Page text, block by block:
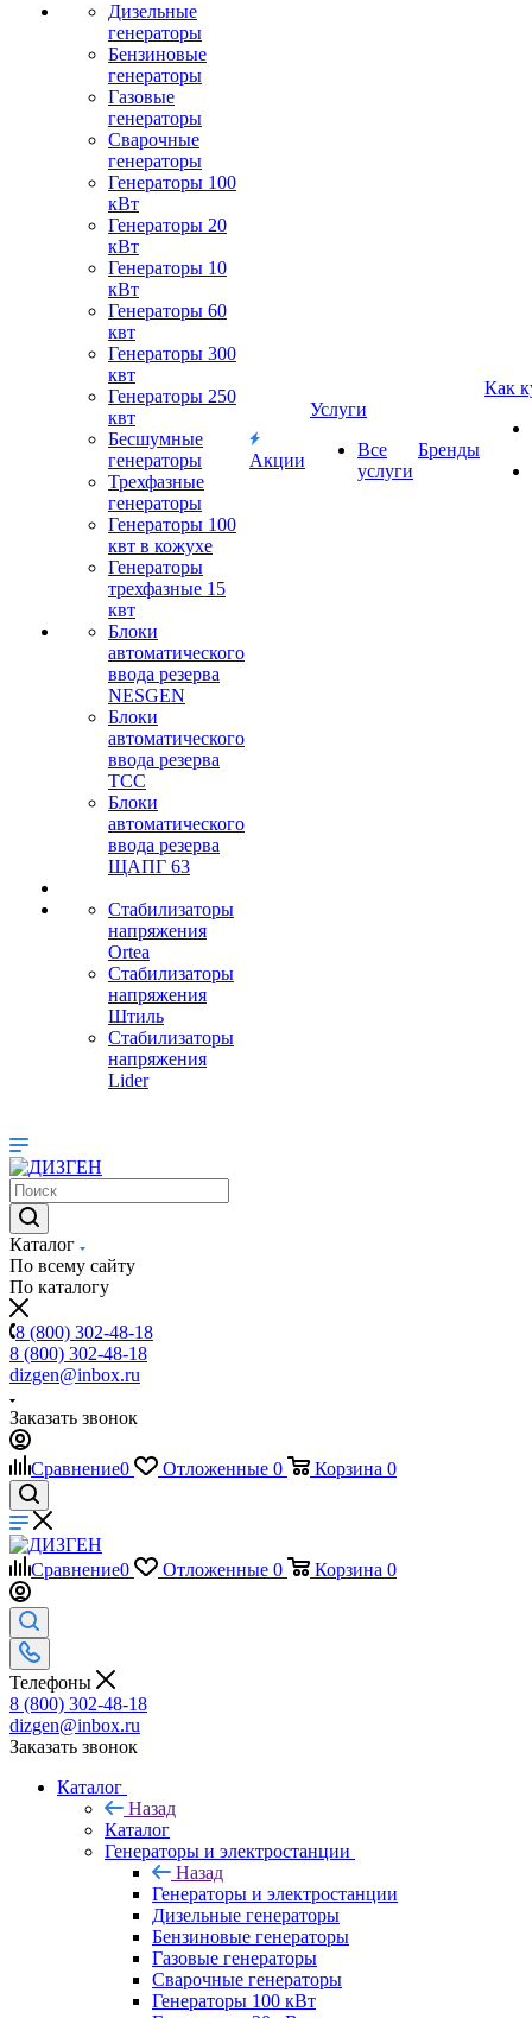
Дизельные
генераторы
Бензиновые
генераторы
Газовые
генераторы
Сварочные
генераторы
Генераторы 100
кВт
Генераторы 20
кВт
Генераторы 10
кВт
Генераторы 60
квт
Генераторы 300
квт
Генераторы 250
квт
Бесшумные
генераторы
Трехфазные
генераторы
Генераторы 100
квт в кожухе
Генераторы
трехфазные 15
квт
Блоки
автоматического
ввода резерва
NESGEN
Блоки
автоматического
ввода резерва
ТСС
Блоки
автоматического
ввода резерва
ЩАПГ 63
Стабилизаторы
напряжения
Ortea
Стабилизаторы
напряжения
Штиль
Стабилизаторы
напряжения
Lider
Акции
Услуги
Все
услуги
Бренды
Как
Каталог
По всему сайту
По каталогу
8 (800) 302-48-18
8 (800) 302-48-18
dizgen@inbox.ru
Заказать звонок
Сравнение0 Отложенные 0 Корзина 0
Сравнение0 Отложенные 0 Корзина 0
Телефоны
8 (800) 302-48-18
dizgen@inbox.ru
Заказать звонок
Каталог
Назад
Каталог
Генераторы и электростанции
Назад
Генераторы и электростанции
Дизельные генераторы
Бензиновые генераторы
Газовые генераторы
Сварочные генераторы
Генераторы 100 кВт